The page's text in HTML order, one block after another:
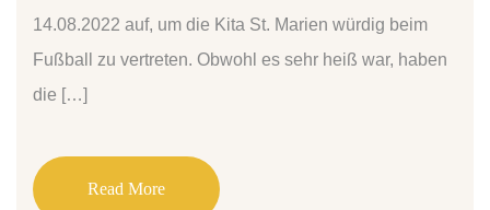
14.08.2022 auf, um die Kita St. Marien würdig beim
Fußball zu vertreten. Obwohl es sehr heiß war, haben
die […]
Read More